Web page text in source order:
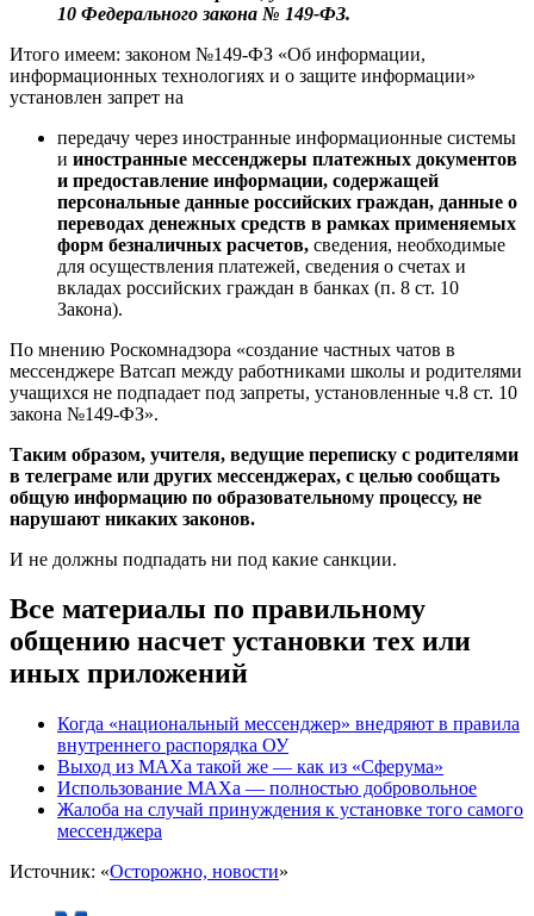
10 Федерального закона № 149-ФЗ.
Итого имеем: законом №149-ФЗ «Об информации,
информационных технологиях и о защите информации»
установлен запрет на
передачу через иностранные информационные системы
и иностранные мессенджеры платежных документов
и предоставление информации, содержащей
персональные данные российских граждан, данные о
переводах денежных средств в рамках применяемых
форм безналичных расчетов, сведения, необходимые
для осуществления платежей, сведения о счетах и
вкладах российских граждан в банках (п. 8 ст. 10
Закона).
По мнению Роскомнадзора «создание частных чатов в
мессенджере Ватсап между работниками школы и родителями
учащихся не подпадает под запреты, установленные ч.8 ст. 10
закона №149-ФЗ».
Таким образом, учителя, ведущие переписку с родителями
в телеграме или других мессенджерах, с целью сообщать
общую информацию по образовательному процессу, не
нарушают никаких законов.
И не должны подпадать ни под какие санкции.
Все материалы по правильному
общению насчет установки тех или
иных приложений
Когда «национальный мессенджер» внедряют в правила
внутреннего распорядка ОУ
Выход из МАХа такой же — как из «Сферума»
Использование МАХа — полностью добровольное
Жалоба на случай принуждения к установке того самого
мессенджера
Источник: «Осторожно, новости»